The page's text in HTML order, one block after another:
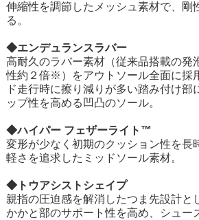
伸縮性を調節したメッシュ素材で、剛
る。
◆エンデュランスラバー
高耐久のラバー素材（従来品搭載の発
性約２倍※）をアウトソール全面に採
ド走行時に擦り減りが多い踏み付け部
ップ性を高める凹凸のソール。
◆ハイパー フェザーライト™
変形が少なく初期のクッション性を長
軽さを追求したミッドソール素材。
◆トウアシストシェイプ
親指の圧迫感を解消したつま先設計と
かかと部のサポート性を高め、シュー